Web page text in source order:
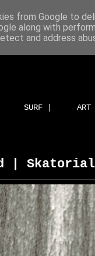
SURF |
|
from Google to
along with
and address